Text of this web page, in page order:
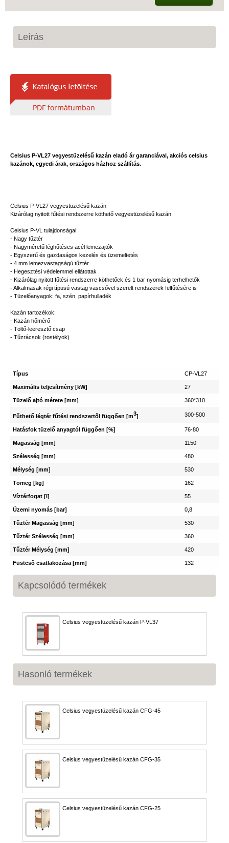
Leírás
Celsius P-VL27 vegyestüzelésű kazán eladó ár garanciával, akciós celsius
kazánok, egyedi árak, országos házhoz szállítás.
Celsius P-VL27 vegyestüzelésű kazán
Kizárólag nyitott fűtési rendszerre köthető vegyestüzelésű kazán
Celsius P-VL tulajdonságai:
- Nagy tűztér
- Nagyméretű léghűtéses acél lemezajtók
- Egyszerű és gazdaságos kezelés és üzemeltetés
- 4 mm lemezvastagságú tűztér
- Hegesztési védelemmel ellátottak
- Kizárólag nyitott fűtési rendszerre köthetőek és 1 bar nyomásig terhelhetők
- Alkalmasak régi típusú vastag vascsővel szerelt rendszerek felfűtésére is
- Tüzelőanyagok: fa, szén, papírhulladék
Kazán tartozékok:
- Kazán hőmérő
- Töltő-leeresztő csap
- Tűzrácsok (rostélyok)
Típus CP-VL27
Maximális teljesítmény [kW] 27
Tüzelő ajtó mérete [mm] 360*310
Fűthető légtér fűtési rendszertől függően [m3] 300-500
Hatásfok tüzelő anyagtól függően [%] 76-80
Magasság [mm] 1150
Szélesség [mm] 480
Mélység [mm] 530
Tömeg [kg] 162
Víztérfogat [l] 55
Üzemi nyomás [bar] 0,8
Tűztér Magasság [mm] 530
Tűztér Szélesség [mm] 360
Tűztér Mélység [mm] 420
Füstcső csatlakozása [mm] 132
Kapcsolódó termékek
Celsius vegyestüzelésű kazán P-VL37
Hasonló termékek
Celsius vegyestüzelésű kazán CFG-45
Celsius vegyestüzelésű kazán CFG-35
Celsius vegyestüzelésű kazán CFG-25